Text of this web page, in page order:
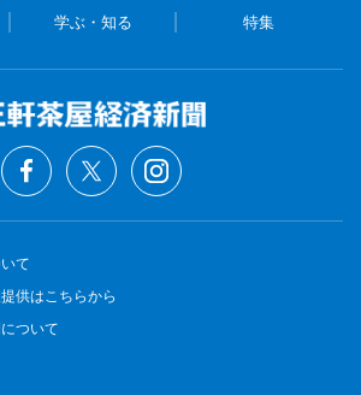
学ぶ・知る 特集
て
供はこちらから
ついて